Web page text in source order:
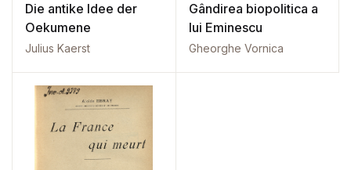
Die antike Idee der
Oekumene
Julius Kaerst
Gândirea biopolitica a
lui Eminescu
Gheorghe Vornica